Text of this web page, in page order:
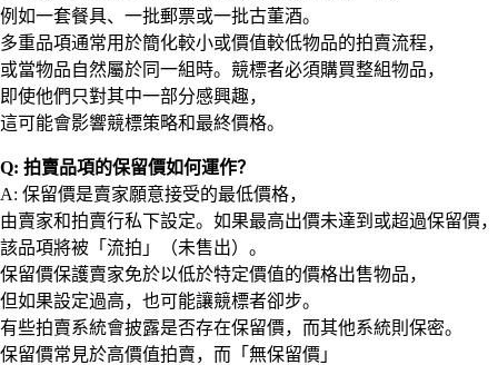
例如一套餐具、一批郵票或一批古董酒。
多重品項通常用於簡化較小或價值較低物品的拍賣流程，
或當物品自然屬於同一組時。競標者必須購買整組物品，
即使他們只對其中一部分感興趣，
這可能會影響競標策略和最終價格。
Q: 拍賣品項的保留價如何運作？
A: 保留價是賣家願意接受的最低價格，
由賣家和拍賣行私下設定。如果最高出價未達到或超過保留價，
該品項將被「流拍」（未售出）。
保留價保護賣家免於以低於特定價值的價格出售物品，
但如果設定過高，也可能讓競標者卻步。
有些拍賣系統會披露是否存在保留價，而其他系統則保密。
保留價常見於高價值拍賣，而「無保留價」